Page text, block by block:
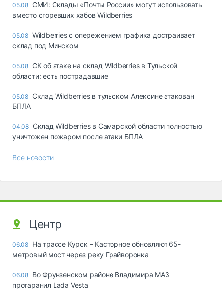
05.08 СМИ: Склады «Почты России» могут использовать
вместо сгоревших хабов Wildberries
05.08 Wildberries с опережением графика достраивает
склад под Минском
05.08 СК об атаке на склад Wildberries в Тульской
области: есть пострадавшие
05.08 Склад Wildberries в тульском Алексине атакован
БПЛА
04.08 Склад Wildberries в Самарской области полностью
уничтожен пожаром после атаки БПЛА
Все новости
Центр
06.08 На трассе Курск – Касторное обновляют 65-
метровый мост через реку Грайворонка
06.08 Во Фрунзенском районе Владимира МАЗ
протаранил Lada Vesta